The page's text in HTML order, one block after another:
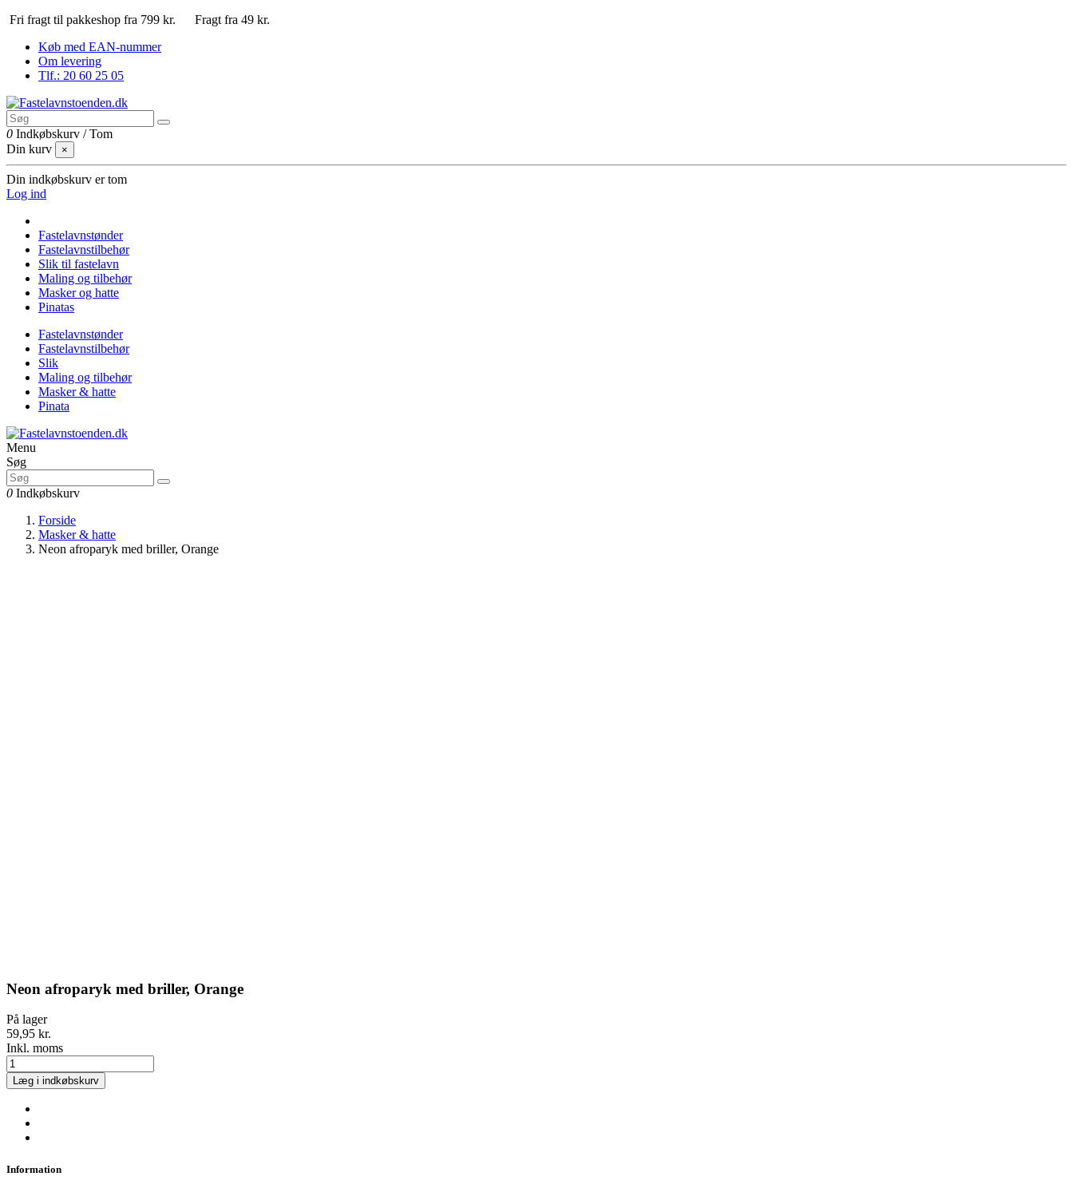
Fri fragt til pakkeshop fra 799 kr.
Fragt fra 49 kr.
Køb med EAN-nummer
Om levering
Tlf.: 20 60 25 05
0 Indkøbskurv /Tom
Din kurv
×
Din indkøbskurv er tom
Log ind
Fastelavnstønder
Fastelavnstilbehør
Slik til fastelavn
Maling og tilbehør
Masker og hatte
Pinatas
Fastelavnstønder
Fastelavnstilbehør
Slik
Maling og tilbehør
Masker & hatte
Pinata
Menu
Søg
0 Indkøbskurv
Forside
Masker & hatte
Neon afroparyk med briller, Orange
Neon afroparyk med briller, Orange
På lager
59,95 kr.
Inkl. moms
Læg i indkøbskurv
Information